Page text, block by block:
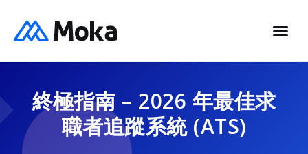
終極指南 – 2026 年最佳求
職者追蹤系統 (ATS)